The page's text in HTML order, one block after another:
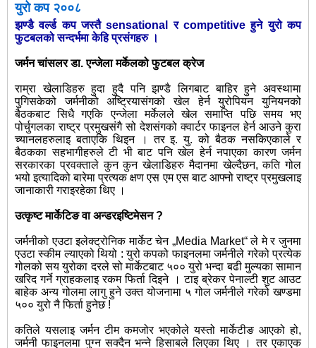
युरो कप २००८
झण्डै वर्ल्ड कप जस्तै sensational र competitive हुने युरो कप
फुटबलको सन्दर्भमा केहि प्रसंगहरु ।
जर्मन चांसलर डा. एन्जेला मर्केलको फुटबल क्रेज
राम्रा खेलाडिहरु हुदा हुदै पनि झण्डै लिगबाट बाहिर हुने अवस्थामा
पुगिसकेको जर्मनीको अष्ट्रियासंगको खेल हेर्न युरोपियन युनियनको
बैठकबाट सिधै गएकि एन्जेला मर्केलले खेल समाप्ति पछि समय भए
पोर्चुगलका राष्ट्र प्रमुखसंगै सो देशसंगको क्वार्टर फाइनल हेर्न आउने कुरा
च्यानलहरुलाइ बताएकि थिइन । तर इ. यु. को बैठक नसकिएकाले र
बैठकका सहभागीहरुले टी भी बाट पनि खेल हेर्न नपाएका कारण जर्मन
सरकारका प्रवक्ताले कुन कुन खेलाडिहरु मैदानमा खेल्दैछन, कति गोल
भयोइत्यादिको बारेमा प्रत्यक क्षण एस एम एस बाट आफ्नो राष्ट्र प्रमुखलाइ
जानाकारी गराइरहेका थिए ।
उत्कृष्ट मार्केटिङ वा अन्डरइष्टिमेसन ?
जर्मनीको एउटा इलेक्ट्रोनिक मार्केट चेन „Media Market“ ले मे र जुनमा
एउटा स्कीम ल्याएको थियो : युरो कपको फाइनलमा जर्मनीले गरेको प्रत्येक
गोलको सय युरोका दरले सो मार्केटबाट ५०० युरो भन्दा बढी मुल्यका सामान
खरिद गर्ने ग्राहकलाइ रकम फिर्ता दिइने । टाइ ब्रेकर पेनाल्टी शुट आउट
बाहेक अन्य गोलमा लागु हुने उक्त योजनामा ५ गोल जर्मनीले गरेको खण्डमा
५०० युरो नै फिर्ता हुनेछ !
कतिले यसलाइ जर्मन टीम कमजोर भएकोले यस्तो मार्केटीङ आएको हो,
जर्मनी फाइनलमा पुग्न सक्दैन भन्ने हिसाबले लिएका थिए । तर एकाएक